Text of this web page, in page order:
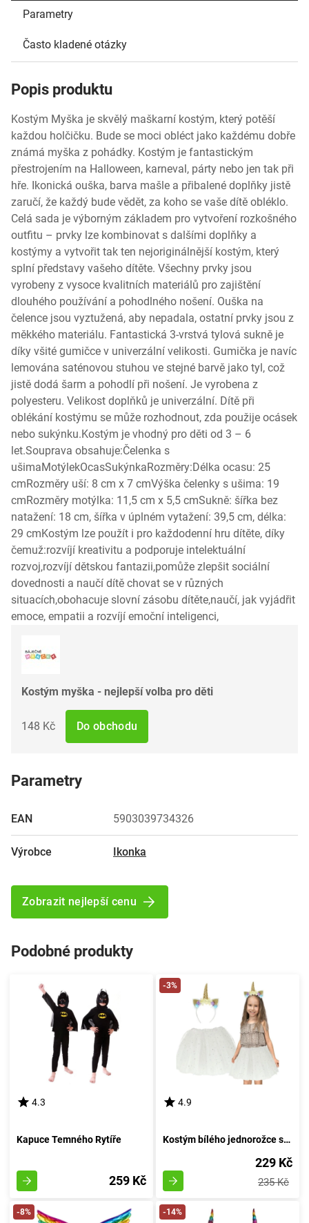
Parametry
Často kladené otázky
Popis produktu
Kostým Myška je skvělý maškarní kostým, který potěší
každou holčičku. Bude se moci obléct jako každému dobře
známá myška z pohádky. Kostým je fantastickým
přestrojením na Halloween, karneval, párty nebo jen tak při
hře. Ikonická ouška, barva mašle a přibalené doplňky jistě
zaručí, že každý bude vědět, za koho se vaše dítě obléklo.
Celá sada je výborným základem pro vytvoření rozkošného
outfitu – prvky lze kombinovat s dalšími doplňky a
kostýmy a vytvořit tak ten nejoriginálnější kostým, který
splní představy vašeho dítěte. Všechny prvky jsou
vyrobeny z vysoce kvalitních materiálů pro zajištění
dlouhého používání a pohodlného nošení. Ouška na
čelence jsou vyztužená, aby nepadala, ostatní prvky jsou z
měkkého materiálu. Fantastická 3-vrstvá tylová sukně je
díky všité gumičce v univerzální velikosti. Gumička je navíc
lemována saténovou stuhou ve stejné barvě jako tyl, což
jistě dodá šarm a pohodlí při nošení. Je vyrobena z
polyesteru. Velikost doplňků je univerzální. Dítě při
oblékání kostýmu se může rozhodnout, zda použije ocásek
nebo sukýnku.Kostým je vhodný pro děti od 3 – 6
let.Souprava obsahuje:Čelenka s
ušimaMotýlekOcasSukýnkaRozměry:Délka ocasu: 25
cmRozměry uší: 8 cm x 7 cmVýška čelenky s ušima: 19
cmRozměry motýlka: 11,5 cm x 5,5 cmSukně: šířka bez
natažení: 18 cm, šířka v úplném vytažení: 39,5 cm, délka:
29 cmKostým lze použít i pro každodenní hru dítěte, díky
čemuž:rozvíjí kreativitu a podporuje intelektuální
rozvoj,rozvíjí dětskou fantazii,pomůže zlepšit sociální
dovednosti a naučí dítě chovat se v různých
situacích,obohacuje slovní zásobu dítěte,naučí, jak vyjádřit
emoce, empatii a rozvíjí emoční inteligenci,
Kostým myška - nejlepší volba pro děti
148 Kč Do obchodu
Parametry
EAN 5903039734326
Výrobce Ikonka
Zobrazit nejlepší cenu
Podobné produkty
4.3
Kapuce Temného Rytíře
259 Kč
-3%
4.9
Kostým bílého jednorožce se zlatými detaily
229 Kč
235 Kč
-8% -14%